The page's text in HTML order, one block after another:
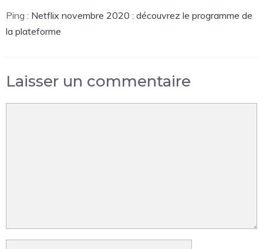
Ping : Netflix novembre 2020 : découvrez le programme de
la plateforme
Laisser un commentaire